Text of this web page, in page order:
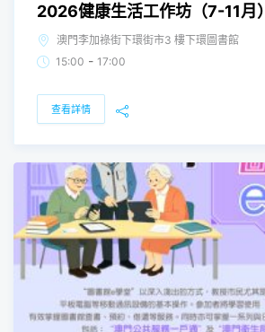
2026健康生活工作坊（7-11月）
澳門李加祿街下環街市3 樓下環圖書館
15:00 - 17:00
查看詳情